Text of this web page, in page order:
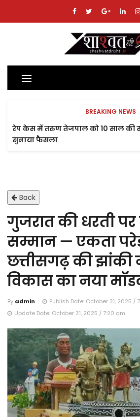
Toggle
navigation
BREAKING NEWS
रेप केस में तरुण तेजपाल को 10 साल की
सुनाया फैसला
Back
गुजरात की धरती
सम्मान — एकता
छत्तीसगढ़ की झांकी
विकास का नया
By admin
Publish Date: October 31, 2025 /
Update Date: October 31, 2025 / 7:20 am